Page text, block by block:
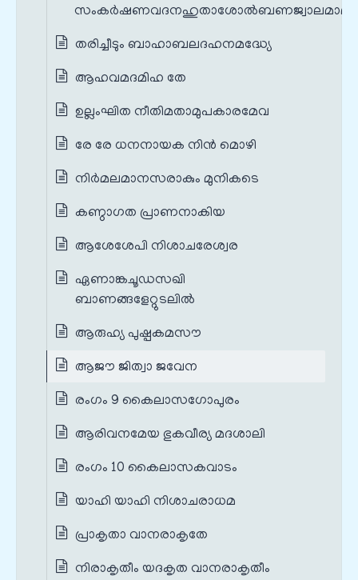
സംകർഷണവദനഹുതാശോൽബണജ്വാലമാലാ
തരിച്ചീടും ബാഹാബലദഹനമദ്ധ്യേ
ആഹവമദമിഹ തേ
ഉല്ലംഘിത നീതിമതാമുപകാരമേവ
രേ രേ ധനനായക നിൻ മൊഴി
നിർമലമാനസരാകും മുനികടെ
കണ്ഠാഗത പ്രാണനാകിയ
ആശേശേപി നിശാചരേശ്വര
ഏണാങ്കചൂഡസഖി
ബാണങ്ങളേറ്റുടലിൽ
ആരുഹ്യ പുഷ്പകമസൗ
ആജൗ ജിത്വാ ജവേന
രംഗം 9 കൈലാസഗോപുരം
ആരിവനമേയ ഭുകവീര്യ മദശാലി
രംഗം 10 കൈലാസകവാടം
യാഹി യാഹി നിശാചരാധമ
പ്രാകൃതാ വാനരാകൃതേ
നിരാകൃതീം യദകൃത വാനരാകൃതീം